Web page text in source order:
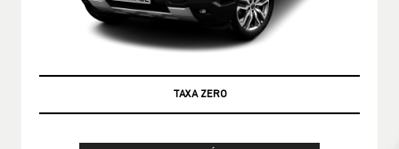
TAXA ZERO